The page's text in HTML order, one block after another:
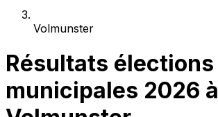
Volmunster
Résultats élections
municipales 2026 à